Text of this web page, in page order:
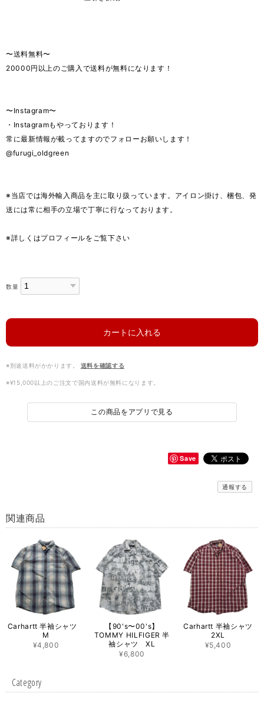
〜送料無料〜
20000円以上のご購入で送料が無料になります！
〜Instagram〜
・Instagramもやっております！
常に最新情報が載ってますのでフォローお願いします！
@furugi_oldgreen
※当店では海外輸入商品を主に取り扱っています。アイロン掛け、梱包、発
送には常に相手の立場で丁寧に行なっております。
※詳しくはプロフィールをご覧下さい
数量
カートに入れる
※別途送料がかかります。 送料を確認する
※¥15,000以上のご注文で国内送料が無料になります。
この商品をアプリで見る
Save
通報する
関連商品
Carhartt 半袖シャツ
M
¥4,800
【90's〜00's】
TOMMY HILFIGER 半
袖シャツ XL
¥6,800
Carhartt 半袖シャツ
2XL
¥5,400
Category